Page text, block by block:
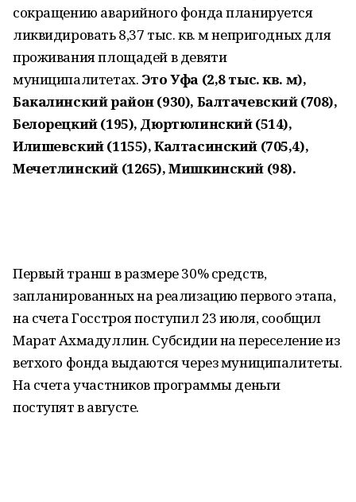
сокращению аварийного фонда планируется
ликвидировать 8,37 тыс. кв. м непригодных для
проживания площадей в девяти
муниципалитетах. Это Уфа (2,8 тыс. кв. м),
Бакалинский район (930), Балтачевский (708),
Белорецкий (195), Дюртюлинский (514),
Илишевский (1155), Калтасинский (705,4),
Мечетлинский (1265), Мишкинский (98).
Первый транш в размере 30% средств,
запланированных на реализацию первого этапа,
на счета Госстроя поступил 23 июля, сообщил
Марат Ахмадуллин. Субсидии на переселение из
ветхого фонда выдаются через муниципалитеты.
На счета участников программы деньги
поступят в августе.